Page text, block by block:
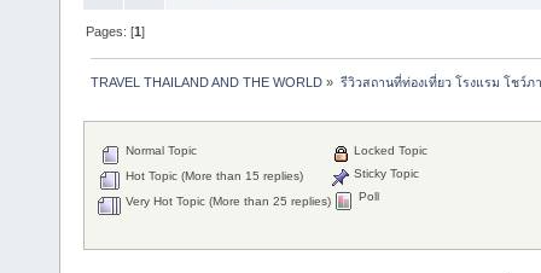
Pages: [1]
TRAVEL THAILAND AND THE WORLD » รีวิวสถานที่ท่องเที่ยว โรงแรม โชว์ภ
Normal Topic
Hot Topic (More than 15 replies)
Very Hot Topic (More than 25 replies)
Locked Topic
Sticky Topic
Poll